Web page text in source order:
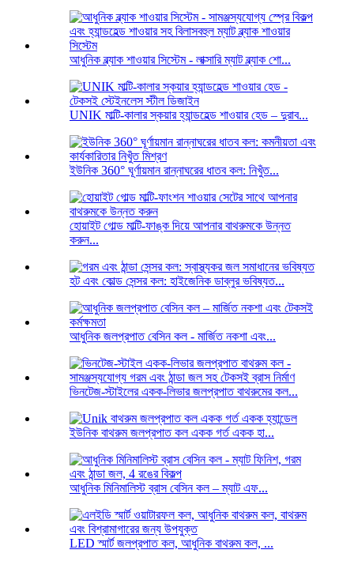
আধুনিক ব্ল্যাক শাওয়ার সিস্টেম - লাক্সারি ম্যাট ব্ল্যাক শো...
UNIK মাল্টি-কালার স্কয়ার হ্যান্ডহেল্ড শাওয়ার হেড – দুরাব...
ইউনিক 360° ঘূর্ণায়মান রান্নাঘরের ধাতব কল: নিখুঁত...
হোয়াইট গোল্ড মাল্টি-ফাঙ্ক দিয়ে আপনার বাথরুমকে উন্নত
করুন...
হট এবং কোল্ড সেন্সর কল: হাইজেনিক ডাব্লুর ভবিষ্যত...
আধুনিক জলপ্রপাত বেসিন কল - মার্জিত নকশা এবং...
ভিনটেজ-স্টাইলের একক-লিভার জলপ্রপাত বাথরুমের কল...
ইউনিক বাথরুম জলপ্রপাত কল একক গর্ত একক হা...
আধুনিক মিনিমালিস্ট ব্রাস বেসিন কল – ম্যাট এফ...
LED স্মার্ট জলপ্রপাত কল, আধুনিক বাথরুম কল, ...